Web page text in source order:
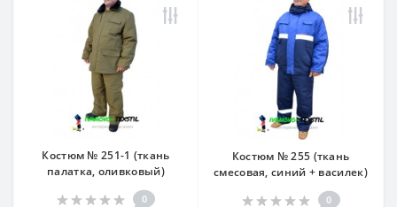
Костюм № 251-1 (ткань
палатка, оливковый)
0
Костюм № 255 (ткань
смесовая, синий + василек)
0